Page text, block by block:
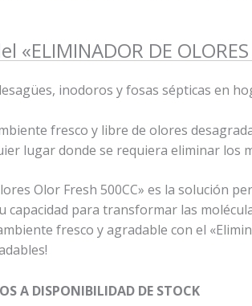
DE OLORES
inodoros y fosas sépticas en
fresco y libre de olores
lugar donde se requiera eliminar los
Olor Fresh 500CC» es la solución
capacidad para transformar las
fresco y agradable con el
A DISPONIBILIDAD DE STOCK